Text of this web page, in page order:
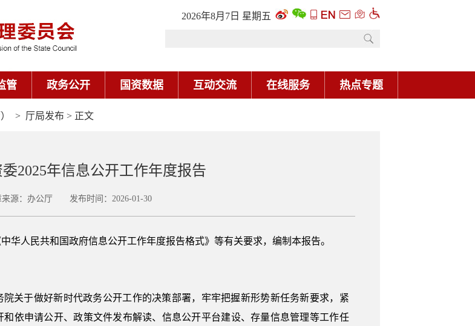
2026年8月7日 星期五
管 政务公开 国资数据 互动交流 在线服务 热点专题
> 厅局发布 > 正文
2025年信息公开工作年度报告
来源：办公厅 发布时间：2026-01-30
华人民共和国政府信息公开工作年度报告格式》等有关要求，编制本报告。
关于做好新时代政务公开工作的决策部署，牢牢把握新形势新任务新要求，紧
依申请公开、政策文件发布解读、信息公开平台建设、存量信息管理等工作任